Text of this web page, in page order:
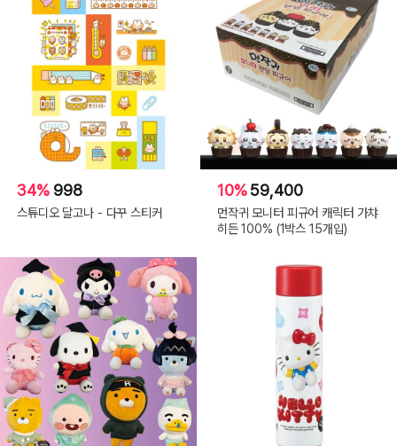
34% 998
스튜디오 달고나 - 다꾸 스티커
10%59,400
먼작귀 모니터 피규어 캐릭터 가챠
히든 100% (1박스 15개입)